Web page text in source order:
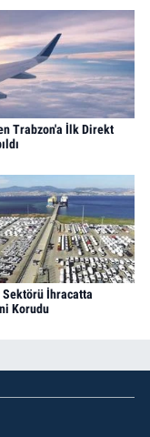
Trabzon'a İlk Direkt
Sektörü İhracatta
Korudu